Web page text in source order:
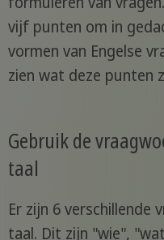
vijf punten om in
vormen van Engelse
zien wat deze punten
Gebruik de
taal
Er zijn 6 verschillende
taal. Dit zijn "wie",